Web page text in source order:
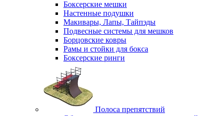
Боксерские мешки
Настенные подушки
Макивары, Лапы, Тайпэды
Подвесные системы для мешков
Борцовские ковры
Рамы и стойки для бокса
Боксерские ринги
Полоса препятствий